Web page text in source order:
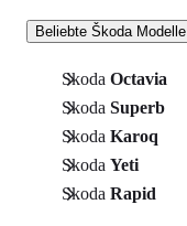
Beliebte Škoda Modelle
Skoda Octavia
Skoda Superb
Skoda Karoq
Skoda Yeti
Skoda Rapid